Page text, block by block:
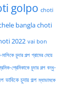
golpo choti
bangla choti
2022 vai bon
মাসিকে চুদার গল্প গ্রামের মেয়ে
প্রেমিকাকে চুদার গল্প বন্ধু-
ভাবিকে চুদার গল্প ম্যাডামকে